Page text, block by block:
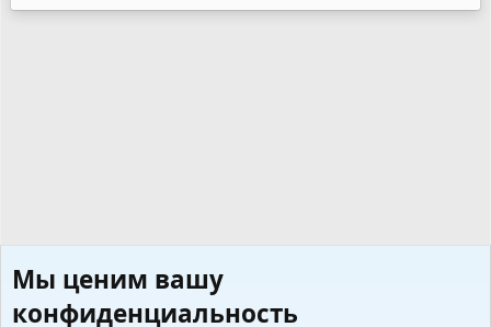
Мы ценим вашу
конфиденциальность